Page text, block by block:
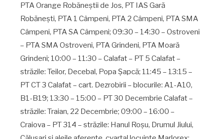
PTA Orange Robăneştii de Jos, PT IAS Gară
Robăneşti, PTA 1 Câmpeni, PTA 2 Câmpeni, PTA SMA
Câmpeni, PTA SA Câmpeni; 09:30 – 14:30 – Ostroveni
– PTA SMA Ostroveni, PTA Grindeni, PTA Moară
Grindeni; 10:00 – 11:30 – Calafat – PT 5 Calafat –
străzile: Teilor, Decebal, Popa Şapcă; 11:45 – 13:15 –
PT CT 3 Calafat – cart. Dezrobirii – blocurile: A1-A10,
B1-B19; 13:30 – 15:00 – PT 30 Decembrie Calafat –
străzile: Traian, 22 Decembrie; 09:00 – 16:00 –
Craiova – PT 314 – străzile: Hanul Roşu, Drumul Jiului,